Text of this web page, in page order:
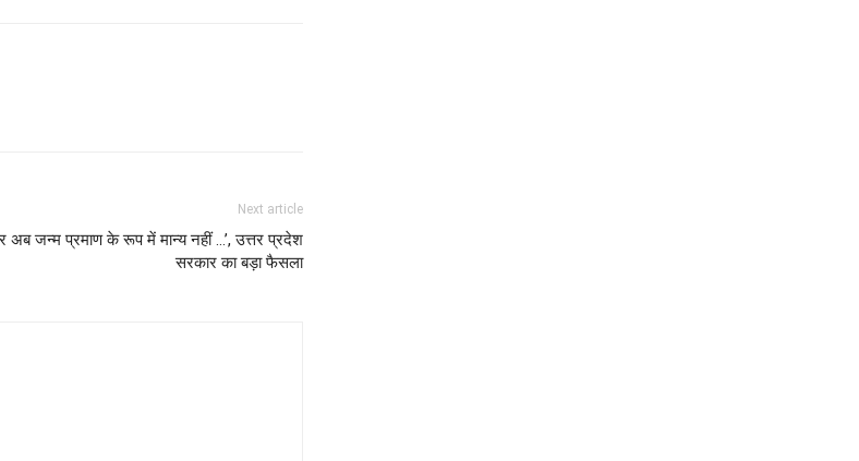
Next article
अब जन्म प्रमाण के रूप में मान्य नहीं …’, उत्तर प्रदेश
सरकार का बड़ा फैसला